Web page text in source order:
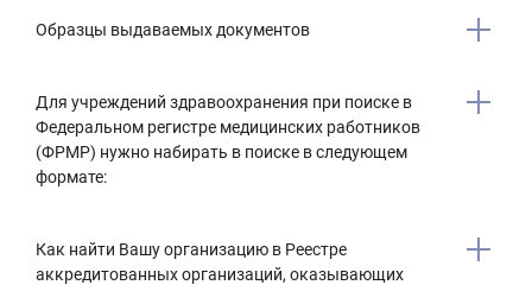
Образцы выдаваемых документов
Для учреждений здравоохранения при поиске в
Федеральном регистре медицинских работников
(ФРМР) нужно набирать в поиске в следующем
формате:
Как найти Вашу организацию в Реестре
аккредитованных организаций, оказывающих